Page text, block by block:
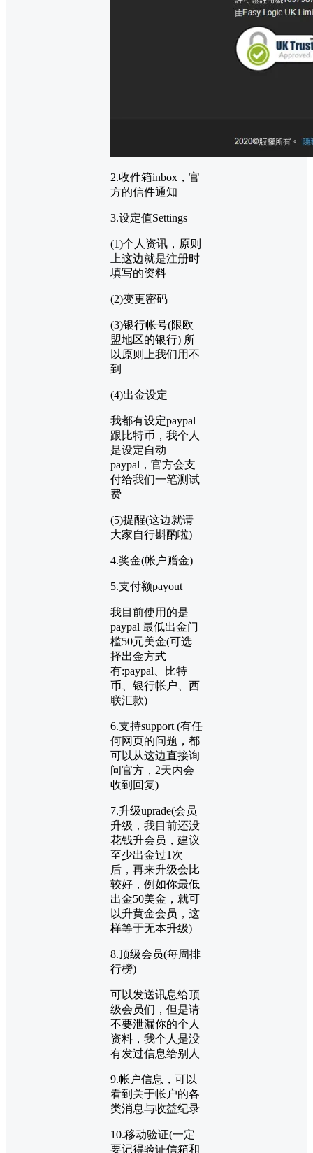
2.收件箱inbox，官
方的信件通知
3.设定值Settings
(1)个人资讯，原则
上这边就是注册时
填写的资料
(2)变更密码
(3)银行帐号(限欧
盟地区的银行) 所
以原则上我们用不
到
(4)出金设定
我都有设定paypal
跟比特币，我个人
是设定自动
paypal，官方会支
付给我们一笔测试
费
(5)提醒(这边就请
大家自行斟酌啦)
4.奖金(帐户赠金)
5.支付额payout
我目前使用的是
paypal 最低出金门
槛50元美金(可选
择出金方式
有:paypal、比特
币、银行帐户、西
联汇款)
6.支持support (有任
何网页的问题，都
可以从这边直接询
问官方，2天内会
收到回复)
7.升级uprade(会员
升级，我目前还没
花钱升会员，建议
至少出金过1次
后，再来升级会比
较好，例如你最低
出金50美金，就可
以升黄金会员，这
样等于无本升级)
8.顶级会员(每周排
行榜)
可以发送讯息给顶
级会员们，但是请
不要泄漏你的个人
资料，我个人是没
有发过信息给别人
9.帐户信息，可以
看到关于帐户的各
类消息与收益纪录
10.移动验证(一定
要记得验证信箱和